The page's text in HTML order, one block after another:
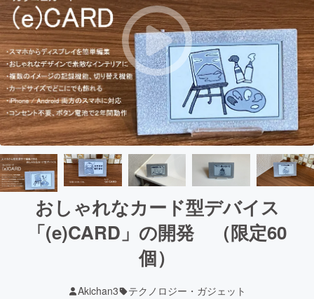
おしゃれなカード型デバイス
「(e)CARD」の開発 （限定60
個）
Akichan3 テクノロジー・ガジェット